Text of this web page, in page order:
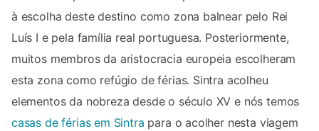
à escolha deste destino como zona balnear pelo Rei
Luís I e pela família real portuguesa. Posteriormente,
muitos membros da aristocracia europeia escolheram
esta zona como refúgio de férias. Sintra acolheu
elementos da nobreza desde o século XV e nós temos
casas de férias em Sintra para o acolher nesta viagem